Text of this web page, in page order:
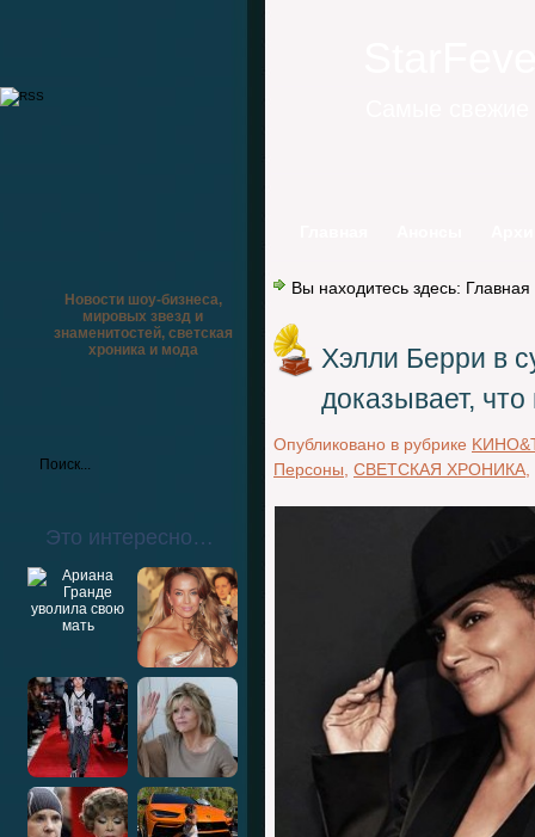
Новости шоу-бизнеса,
мировых звезд и
знаменитостей, светская
хроника и мода
Это интересно…
Вы находитесь здесь: Главная
Хэлли Берри в
доказывает,
Опубликовано в рубрике
Персоны СВЕТСКАЯ ХРОНИКА